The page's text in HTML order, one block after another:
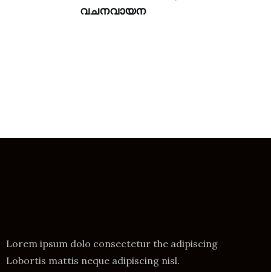
വചനവായന
Lorem ipsum dolo consectetur the adipiscing
Lobortis mattis neque adipiscing nisl.